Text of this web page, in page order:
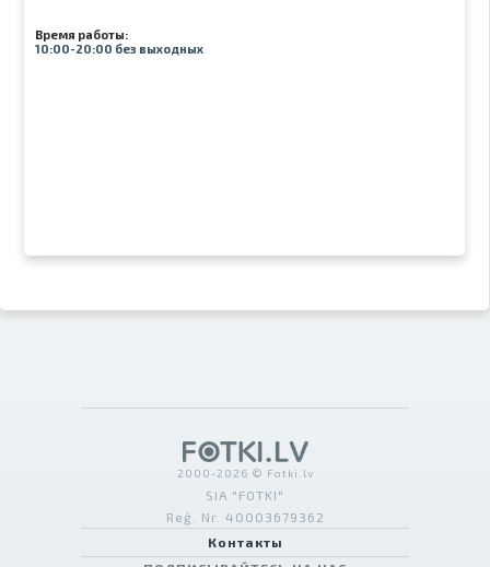
Время работы:
10:00-20:00 без выходных
2000-2026 © Fotki.lv
SIA "FOTKI"
Reģ. Nr. 40003679362
Контакты